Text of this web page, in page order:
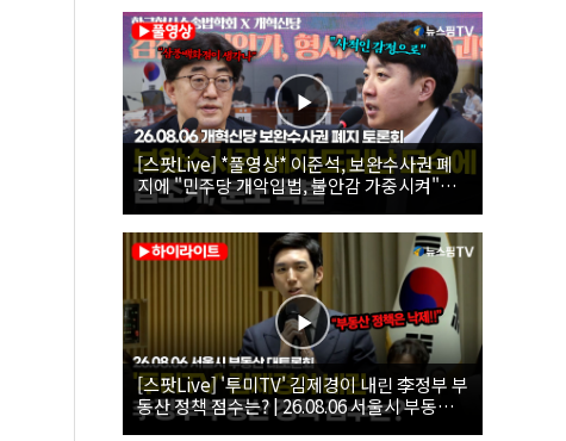
[스팟Live] *풀영상* 이준석, 보완수사권 폐
지에 "민주당 개악입법, 불안감 가중시켜"｜
26.08.06 개혁신당 보완수사권 폐지 토론회
[스팟Live] '투미TV' 김제경이 내린 李정부 부
동산 정책 점수는? | 26.08.06 서울시 부동산
대토론회